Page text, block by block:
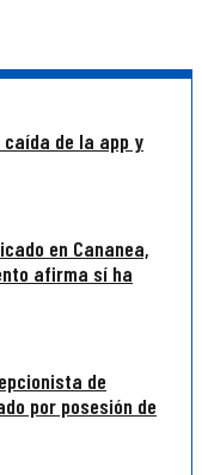
caída de la app y
en Cananea,
afirma sí ha
de
por posesión de